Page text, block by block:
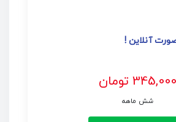
آنلاین !
345,000 تومان
شش ماهه